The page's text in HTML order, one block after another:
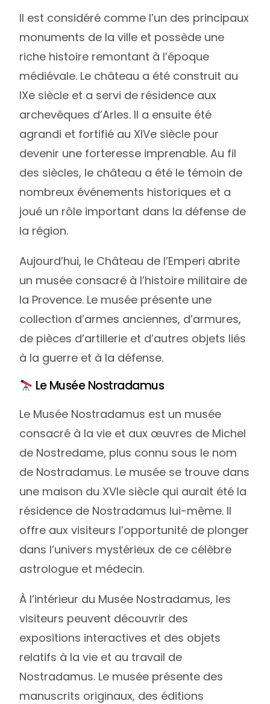
Il est considéré comme l’un des principaux
monuments de la ville et possède une
riche histoire remontant à l’époque
médiévale. Le château a été construit au
IXe siècle et a servi de résidence aux
archevêques d’Arles. Il a ensuite été
agrandi et fortifié au XIVe siècle pour
devenir une forteresse imprenable. Au fil
des siècles, le château a été le témoin de
nombreux événements historiques et a
joué un rôle important dans la défense de
la région.
Aujourd’hui, le Château de l’Emperi abrite
un musée consacré à l’histoire militaire de
la Provence. Le musée présente une
collection d’armes anciennes, d’armures,
de pièces d’artillerie et d’autres objets liés
à la guerre et à la défense.
Le Musée Nostradamus
Le Musée Nostradamus est un musée
consacré à la vie et aux œuvres de Michel
de Nostredame, plus connu sous le nom
de Nostradamus. Le musée se trouve dans
une maison du XVIe siècle qui aurait été la
résidence de Nostradamus lui-même. Il
offre aux visiteurs l’opportunité de plonger
dans l’univers mystérieux de ce célèbre
astrologue et médecin.
À l’intérieur du Musée Nostradamus, les
visiteurs peuvent découvrir des
expositions interactives et des objets
relatifs à la vie et au travail de
Nostradamus. Le musée présente des
manuscrits originaux, des éditions